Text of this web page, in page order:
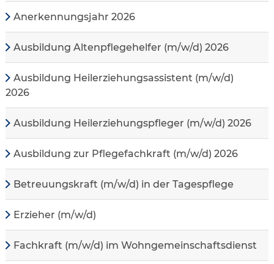
Anerkennungsjahr 2026
Ausbildung Altenpflegehelfer (m/w/d) 2026
Ausbildung Heilerziehungsassistent (m/w/d)
2026
Ausbildung Heilerziehungspfleger (m/w/d) 2026
Ausbildung zur Pflegefachkraft (m/w/d) 2026
Betreuungskraft (m/w/d) in der Tagespflege
Erzieher (m/w/d)
Fachkraft (m/w/d) im Wohngemeinschaftsdienst